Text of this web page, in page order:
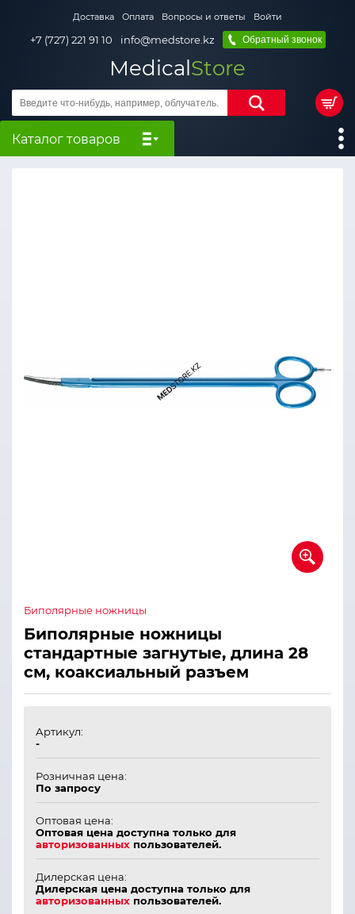
Доставка Оплата Вопросы и ответы Войти
+7 (727) 221 91 10 info@medstore.kz Обратный звонок
MedicalStore
Каталог товаров
Биполярные ножницы
Биполярные ножницы
стандартные загнутые, длина 28
см, коаксиальный разъем
Артикул:
-
Розничная цена:
По запросу
Оптовая цена:
Оптовая цена доступна только для
авторизованных пользователей.
Дилерская цена:
Дилерская цена доступна только для
авторизованных пользователей.